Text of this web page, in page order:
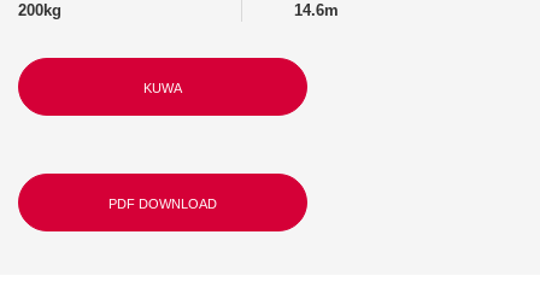
200kg
14.6m
KUWA
PDF DOWNLOAD